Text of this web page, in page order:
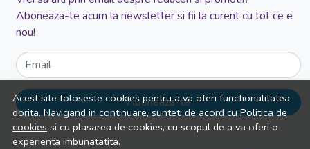
Acest site foloseste cookies pentru a va oferi functionalitatea
dorita. Navigand in continuare, sunteti de acord cuPolitica de
cookies si cu plasarea de cookies, cu scopul de a va oferi o
experienta imbunatatita.
Aboneaza-te acum la newsletter si fii la curent cu tot ce e
nou!
Email
Aboneaza-te